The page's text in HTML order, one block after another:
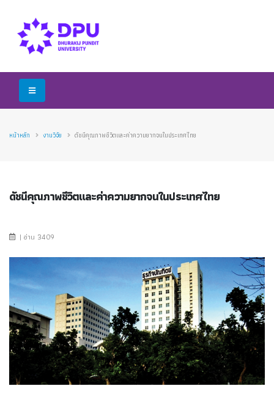
หน้าหลัก งานวิจัย ดัชนีคุณภาพชีวิตและค่าความยากจนในประเทศไทย
ดัชนีคุณภาพชีวิตและค่าความยากจนในประเทศไทย
| อ่าน 3409